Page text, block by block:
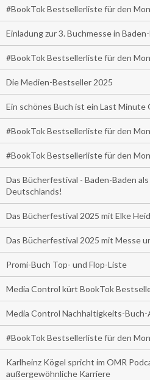
#BookTok Bestsellerliste für den
Einladung zur 3. Buchmesse in
#BookTok Bestsellerliste für den
Die Medien-Bestseller 2025
Ein schönes Buch ist ein Last Minute
#BookTok Bestsellerliste für den
#BookTok Bestsellerliste für den
Das Bücherfestival - Baden-Baden
Deutschlands!
Das Bücherfestival 2025 mit Elke
Das Bücherfestival 2025 mit Messe
Promi-Buch Top- und Flop-Liste
Media Control kürt BookTok
Media Control Nachhaltigkeits-Buch-
#BookTok Bestsellerliste für den
Karlheinz Kögel spricht im OMR
außergewöhnliche Karriere